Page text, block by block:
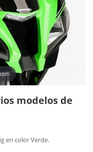
modelos de
en color Verde.